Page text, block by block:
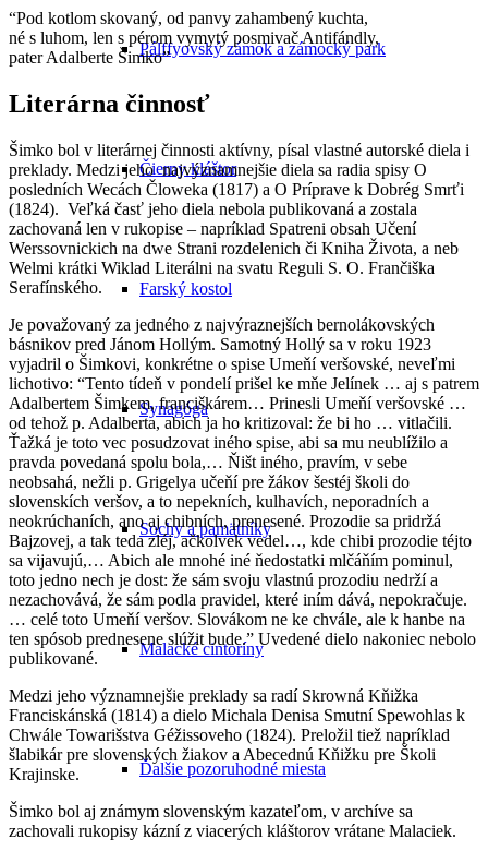
Pálffyovský zámok a zámocký park
Čierny kláštor
Farský kostol
Synagóga
Sochy a pamätníky
Malacké cintoríny
Ďalšie pozoruhodné miesta
“Pod kotlom skovaný, od panvy zahambený kuchta,
né s luhom, len s pérom vymytý posmivač Antifándly,
pater Adalberte Šimko”
Literárna činnosť
Šimko bol v literárnej činnosti aktívny, písal vlastné autorské diela i
preklady. Medzi jeho najvýznamnejšie diela sa radia spisy O
posledních Wecách Čloweka (1817) a O Príprave k Dobrég Smrťi
(1824). Veľká časť jeho diela nebola publikovaná a zostala
zachovaná len v rukopise – napríklad Spatreni obsah Učení
Werssovnickich na dwe Strani rozdelenich či Kniha Života, a neb
Welmi krátki Wiklad Literálni na svatu Reguli S. O. Frančiška
Serafínského.
Je považovaný za jedného z najvýraznejších bernolákovských
básnikov pred Jánom Hollým. Samotný Hollý sa v roku 1923
vyjadril o Šimkovi, konkrétne o spise Umeňí veršovské, neveľmi
lichotivo: “Tento tídeň v pondelí prišel ke mňe Jelínek … aj s patrem
Adalbertem Šimkem, franciškárem… Prinesli Umeňí veršovské …
od tehož p. Adalberta, abich ja ho kritizoval: že bi ho … vitlačili.
Ťažká je toto vec posudzovat iného spise, abi sa mu neublížilo a
pravda povedaná spolu bola,… Ňišt iného, pravím, v sebe
neobsahá, nežli p. Grigelya učeňí pre žákov šestéj školi do
slovenskích veršov, a to nepekních, kulhavích, neporadních a
neokrúchaních, ano aj chibních, prenesené. Prozodie sa pridržá
Bajzovej, a tak teda zléj, ačkolvek vedel…, kde chibi prozodie téjto
sa vijavujú,… Abich ale mnohé iné ňedostatki mlčáňím pominul,
toto jedno nech je dost: že sám svoju vlastnú prozodiu nedrží a
nezachovává, že sám podla pravidel, které iním dává, nepokračuje.
… celé toto Umeňí veršov. Slovákom ne ke chvále, ale k hanbe na
ten spósob prednesene slúžit bude.” Uvedené dielo nakoniec nebolo
publikované.
Medzi jeho významnejšie preklady sa radí Skrowná Kňižka
Franciskánská (1814) a dielo Michala Denisa Smutní Spewohlas k
Chwále Towarišstva Géžissoveho (1824). Preložil tiež napríklad
šlabikár pre slovenských žiakov a Abecednú Kňižku pre Školi
Krajinske.
Šimko bol aj známym slovenským kazateľom, v archíve sa
zachovali rukopisy kázní z viacerých kláštorov vrátane Malaciek.